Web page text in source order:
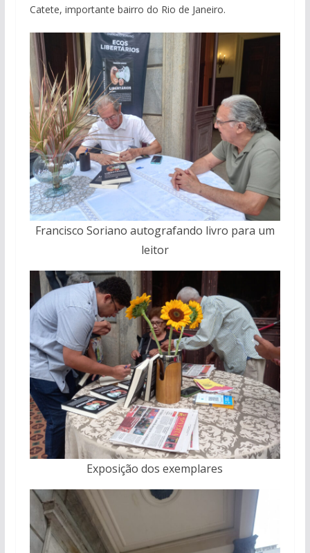
Catete, importante bairro do Rio de Janeiro.
Francisco Soriano autografando livro para um
leitor
Exposição dos exemplares